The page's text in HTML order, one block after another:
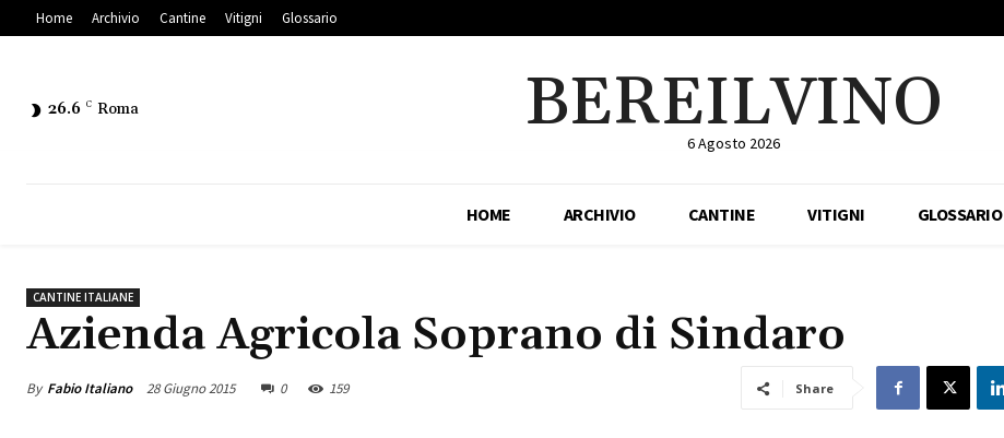
Home Archivio Cantine Vitigni Glossario
26.6 C Roma BEREILVINO
6 Agosto 2026
HOME ARCHIVIO CANTINE VITIGNI GLOSSARIO
CANTINE ITALIANE
Azienda Agricola Soprano di Sindaro
By Fabio Italiano 28 Giugno 2015 0 159 Share